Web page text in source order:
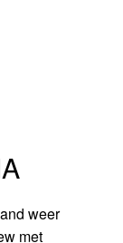
weer
met